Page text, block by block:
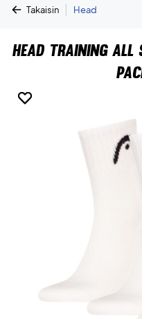
Takaisin | Head
Head Training